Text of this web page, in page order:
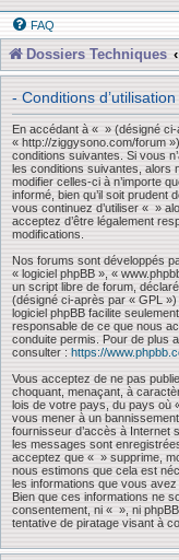
FAQ
Dossiers Techniques
- Conditions d’utilisation
En accédant à « » (désigné
« http://ziggysono.com/forum
conditions suivantes. Si vous
les conditions suivantes, alors
modifier celles-ci à n’importe
informé, bien qu’il soit prudent
vous continuez d’utiliser « »
acceptez d’être légalement
modifications.
Nos forums sont développés
« logiciel phpBB », «
un script libre de forum,
(désigné ci-après par « GPL
logiciel phpBB facilite
responsable de ce que nous
conduite permis. Pour de plus
consulter : https://
Vous acceptez de ne pas
choquant, menaçant, à
lois de votre pays, du pays où
vous mener à un
fournisseur d’accès à Internet
les messages sont
acceptez que « » supprime,
nous estimons que cela est
les informations que vous
Bien que ces informations ne
consentement, ni « », ni
tentative de piratage visant à